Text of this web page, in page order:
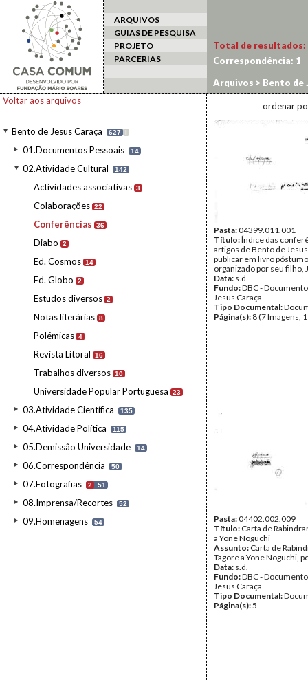
ARQUIVOS
GUIAS DE PESQUISA
PROJETO
PARCERIAS
Voltar aos arquivos
Bento de Jesus Caraça 627 I
01.Documentos Pessoais 14
02.Atividade Cultural 142
Actividades associativas 3
Colaborações 22
Conferências 36
Diabo 2
Ed. Cosmos 14
Ed. Globo 2
Estudos diversos 2
Notas literárias 8
Polémicas 4
Revista Litoral 16
Trabalhos diversos 10
Universidade Popular Portuguesa 23
03.Atividade Científica 135
04.Atividade Política 115
05.Demissão Universidade 14
06.Correspondência 50
07.Fotografias 2 51
08.Imprensa/Recortes 52
09.Homenagens 54
Total de resultados:
Correspondência: 1
Arquivos > Bento de
ordenar
Pasta:04399.011.001
Título:Índice das
artigos de Bento de
publicar em livro
organizado por seu filho,
Data: s.d.
Fundo:DBC -
Jesus Caraça
Tipo Documental:
Página(s): 8 (7 Imagens,
Pasta:04402.002.009
Título: Carta de
a Yone Noguchi
Assunto: Carta de
Tagore a Yone Noguchi,
Data: s.d.
Fundo:DBC -
Jesus Caraça
Tipo Documental:
Página(s):5